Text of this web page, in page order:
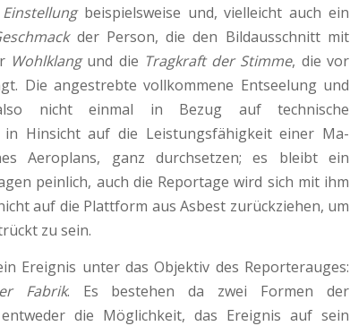
Einstel­lungbeispielsweise und, vielleicht auch ein
der Person, die den Bildausschnitt mit
Wohlklangund die Tragkraft der Stimme, die vor
Die ange­strebte vollkommene Entseelung und
nicht einmal in Bezug auf technische
in Hinsicht auf die Leistungsfähigkeit einer Ma­
Aeroplans, ganz durchsetzen; es bleibt ein
peinlich, auch die Reportage wird sich mit ihm
auf die Plattform aus Asbest zurückziehen, um
zu sein.
Ereig­nis unter das Objektiv des Reporterauges:
Fabrik. Es bestehen da zwei Formen der
die Möglichkeit, das Ereignis auf sein